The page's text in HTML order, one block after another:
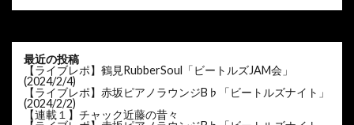
最近の投稿
【ライブレポ】鶴見RubberSoul「ビートルズJAM会」
(2024/2/4)
【ライブレポ】赤坂ピアノラウンジB♭「ビートルズナイト」
(2024/2/2)
【連載１】チャック近藤の昔々